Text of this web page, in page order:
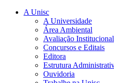
A Unisc
A Universidade
Área Ambiental
Avaliação Institucional
Concursos e Editais
Editora
Estrutura
Ouvidoria